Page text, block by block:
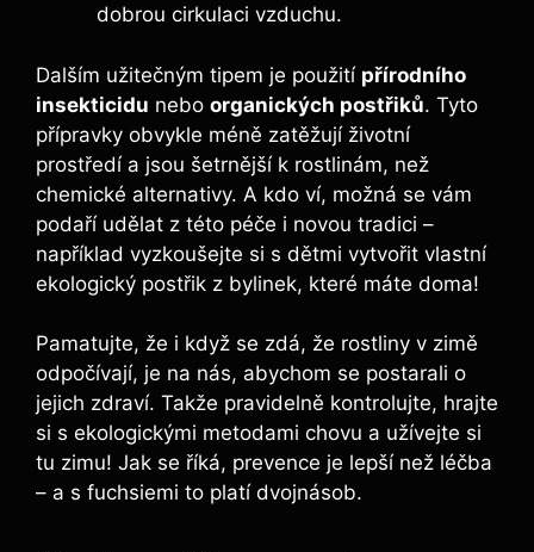
dobrou cirkulaci vzduchu.
Dalším užitečným tipem je použití přírodního
insekticidu nebo organických postřiků. Tyto
přípravky obvykle méně zatěžují životní
prostředí a jsou šetrnější k rostlinám, než
chemické alternativy. A kdo ví, možná se vám
podaří udělat z této péče i novou tradici –
například vyzkoušejte si s dětmi vytvořit vlastní
ekologický postřik z bylinek, které máte doma!
Pamatujte, že i když se zdá, že rostliny v zimě
odpočívají, je na nás, abychom se postarali o
jejich zdraví. Takže pravidelně kontrolujte, hrajte
si s ekologickými metodami chovu a užívejte si
tu zimu! Jak se říká, prevence je lepší než léčba
– a s fuchsiemi to platí dvojnásob.